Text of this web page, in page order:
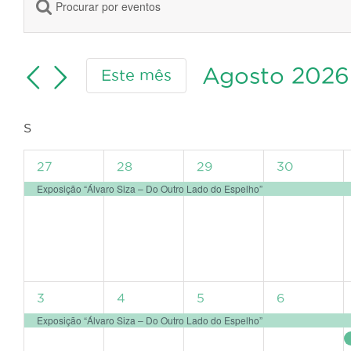
Navegação
de
e
de
chave.
Procure
Eventos
com
palavra-
chave.
Este mês
Agosto 2026
data.
Calendário
de
Eventos
S
FEIRA
1
evento,
27
Exposição “Álvaro Siza – Do Outro Lado do Espelho”
1
evento,
28
1
evento,
29
1
evento,
30
1
evento,
3
Exposição “Álvaro Siza – Do Outro Lado do Espelho”
1
evento,
4
1
evento,
5
1
evento,
6